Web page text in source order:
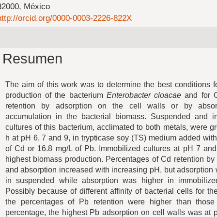
México
orcid.org/0000-0003-2226-822X
Resumen
The aim of this work was to determine the best conditions
production of the bacterium Enterobacter cloacae and for
retention by adsorption on the cell walls or by
accumulation in the bacterial biomass. Suspended and
cultures of this bacterium, acclimated to both metals, were
h at pH 6, 7 and 9, in trypticase soy (TS) medium added
of Cd or 16.8 mg/L of Pb. Immobilized cultures at pH 7
highest biomass production. Percentages of Cd retention by
and absorption increased with increasing pH, but adsorption
in suspended while absorption was higher in
Possibly because of different affinity of bacterial cells for
the percentages of Pb retention were higher than
percentage, the highest Pb adsorption on cell walls was at